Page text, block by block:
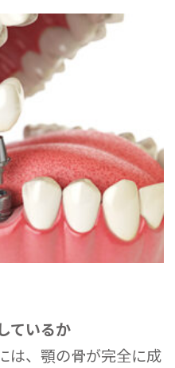
ているか
は、顎の骨が完全に成